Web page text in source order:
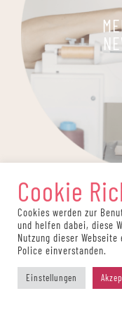
Cookie
Cookies werden zur
und helfen dabei, diese
Nutzung dieser
Police einverstanden.
Einstellungen